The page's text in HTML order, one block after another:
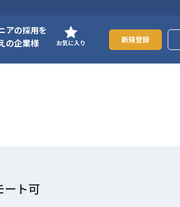
アの採用を
の企業様
お気に入り 新規登録
ート可